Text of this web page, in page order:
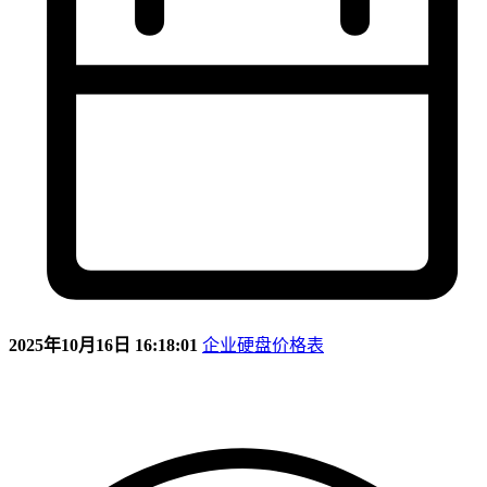
2025年10月16日 16:18:01 企业硬盘价格表